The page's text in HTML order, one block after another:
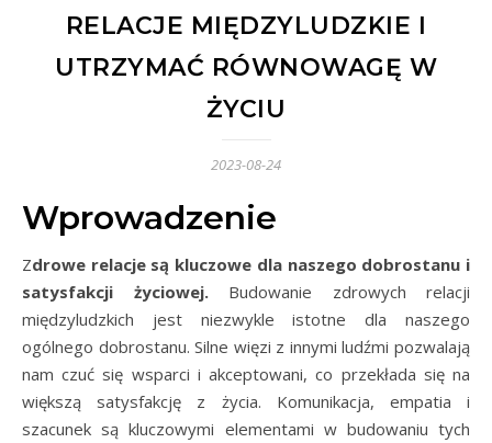
RELACJE MIĘDZYLUDZKIE I
UTRZYMAĆ RÓWNOWAGĘ W
ŻYCIU
2023-08-24
Wprowadzenie
Zdrowe relacje są kluczowe dla naszego dobrostanu i
satysfakcji życiowej.Budowanie zdrowych relacji
międzyludzkich jest niezwykle istotne dla naszego
ogólnego dobrostanu. Silne więzi z innymi ludźmi pozwalają
nam czuć się wsparci i akceptowani, co przekłada się na
większą satysfakcję z życia. Komunikacja, empatia i
szacunek są kluczowymi elementami w budowaniu tych